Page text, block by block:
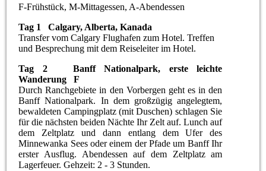
F-Frühstück, M-Mittagessen, A-Abendessen
Tag 1 Calgary, Alberta, Kanada
Transfer vom Calgary Flughafen zum Hotel. Treffen
und Besprechung mit dem Reiseleiter im Hotel.
Tag 2 Banff Nationalpark, erste leichte
Wanderung F
Durch Ranchgebiete in den Vorbergen geht es in den
Banff Nationalpark. In dem großzügig angelegtem,
bewaldeten Campingplatz (mit Duschen) schlagen Sie
für die nächsten beiden Nächte Ihr Zelt auf. Lunch auf
dem Zeltplatz und dann entlang dem Ufer des
Minnewanka Sees oder einem der Pfade um Banff Ihr
erster Ausflug. Abendessen auf dem Zeltplatz am
Lagerfeuer. Gehzeit: 2 - 3 Stunden.